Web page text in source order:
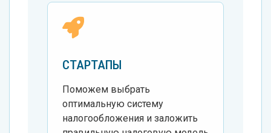
СТАРТАПЫ
Поможем выбрать
оптимальную систему
налогообложения и заложить